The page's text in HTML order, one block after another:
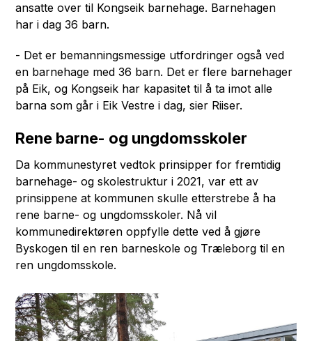
ansatte over til Kongseik barnehage. Barnehagen
har i dag 36 barn.
- Det er bemanningsmessige utfordringer også ved
en barnehage med 36 barn. Det er flere barnehager
på Eik, og Kongseik har kapasitet til å ta imot alle
barna som går i Eik Vestre i dag, sier Riiser.
Rene barne- og ungdomsskoler
Da kommunestyret vedtok prinsipper for fremtidig
barnehage- og skolestruktur i 2021, var ett av
prinsippene at kommunen skulle etterstrebe å ha
rene barne- og ungdomsskoler. Nå vil
kommunedirektøren oppfylle dette ved å gjøre
Byskogen til en ren barneskole og Træleborg til en
ren ungdomsskole.